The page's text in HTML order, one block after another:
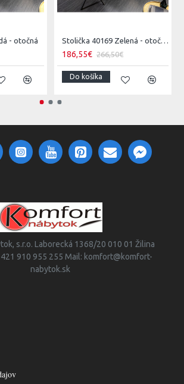
- otočná Stolička 40169 Zelená - otočná
186,55€ 266,50€
Do košíka
s.r.o. Laborecká 1368/20 010 01 Žilina
910 955 255 Mail: komfort@komfort-
nabytok.sk